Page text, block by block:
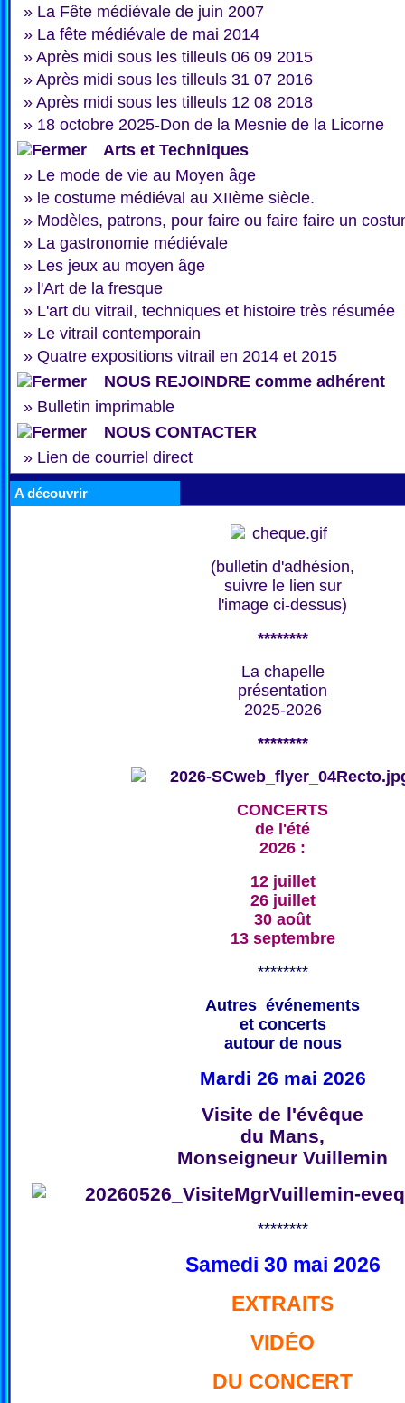
» La Fête médiévale de juin 2007
» La fête médiévale de mai 2014
» Après midi sous les tilleuls 06 09 2015
» Après midi sous les tilleuls 31 07 2016
» Après midi sous les tilleuls 12 08 2018
» 18 octobre 2025-Don de la Mesnie de la Licorne
Arts et Techniques
» Le mode de vie au Moyen âge
» le costume médiéval au XIIème siècle.
» Modèles, patrons, pour faire ou faire faire un
» La gastronomie médiévale
» Les jeux au moyen âge
» l'Art de la fresque
» L'art du vitrail, techniques et histoire très résumée
» Le vitrail contemporain
» Quatre expositions vitrail en 2014 et 2015
NOUS REJOINDRE comme adhérent
» Bulletin imprimable
NOUS CONTACTER
» Lien de courriel direct
A découvrir
(bulletin d'adhésion,
suivre le lien sur
l'image ci-dessus)
********
La chapelle
présentation
2025-2026
********
CONCERTS
de l'été
2026 :
12 juillet
26 juillet
30 août
13 septembre
********
Autres événements
et concerts
autour de nous
Mardi 26 mai 2026
Visite de l'évêque
du Mans,
Monseigneur Vuillemin
********
Samedi 30 mai 2026
EXTRAITS
VIDÉO
DU CONCERT